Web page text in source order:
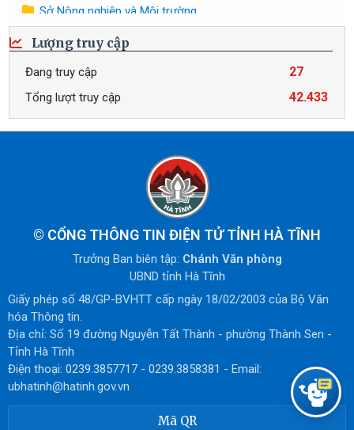
Sở Nông nghiệp và Môi trường
Sở Nội vụ
Sở Ngoại vụ
Sở Tài chính
Sở Văn hóa, Thế thao và Du lịch
Sở Xây dựng
Sở Y tế
Tòa án nhân dân tỉnh
Viện kiểm sát nhân dân tỉnh
Công an tỉnh
Ban quản lý Khu kinh tế tỉnh
Lượng truy cập
Đang truy cập 27
Tổng lượt truy cập 42.433
© CỔNG THÔNG TIN ĐIỆN TỬ TỈNH HÀ TĨNH
Trưởng Ban biên tập: Chánh Văn phòng
UBND tỉnh Hà Tĩnh
Giấy phép số 48/GP-BVHTT cấp ngày 18/02/2003 của Bộ Văn
hóa Thông tin.
Địa chỉ: Số 19 đường Nguyễn Tất Thành - phường Thành Sen -
Tỉnh Hà Tĩnh
Điện thoại: 0239.3857717 - 0239.3858381 - Email:
ubhatinh@hatinh.gov.vn
Mã QR